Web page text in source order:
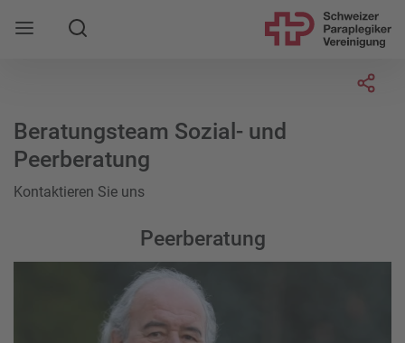
Mobile Navigation öffnen
Suche
Beratungsteam Sozial- und
Peerberatung
Kontaktieren Sie uns
Peerberatung